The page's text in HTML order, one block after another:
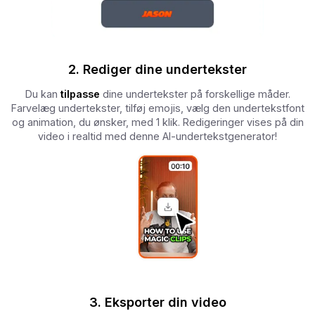
2. Rediger dine undertekster
Du kantilpasse dine undertekster på forskellige måder.
Farvelæg undertekster, tilføj emojis, vælg den undertekstfont
og animation, du ønsker, med 1 klik. Redigeringer vises på din
video i realtid med denne AI-undertekstgenerator!
3. Eksporter din video